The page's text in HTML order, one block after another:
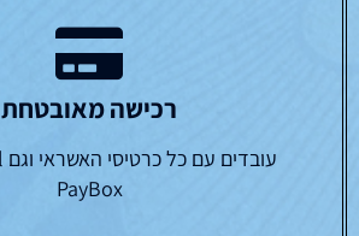
רכישה מאובטחת
PayBox